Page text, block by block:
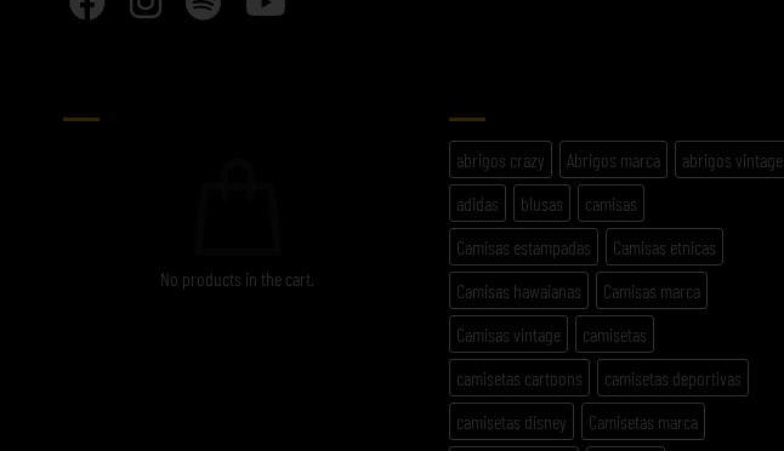
No products in the cart.
abrigos crazy Abrigos marca
abrigos vintage
adidas
blusas
camisas
Camisas estampadas
Camisas etnicas
Camisas hawaianas
Camisas marca
Camisas vintage
camisetas
camisetas cartoons
camisetas deportivas
camisetas disney
Camisetas marca